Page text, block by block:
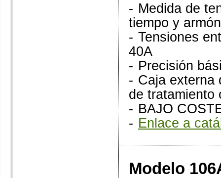
- Medida de
tiempo y
- Tensiones
40A
- Precisión
- Caja externa
de tratamiento
- BAJO
- Enlace a
Modelo